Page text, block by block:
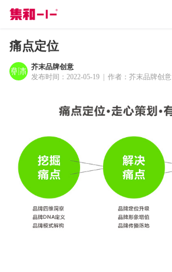
痛点定位
芥末品牌创意
发布时间： 2022-05-19 作者： 芥末品牌创意